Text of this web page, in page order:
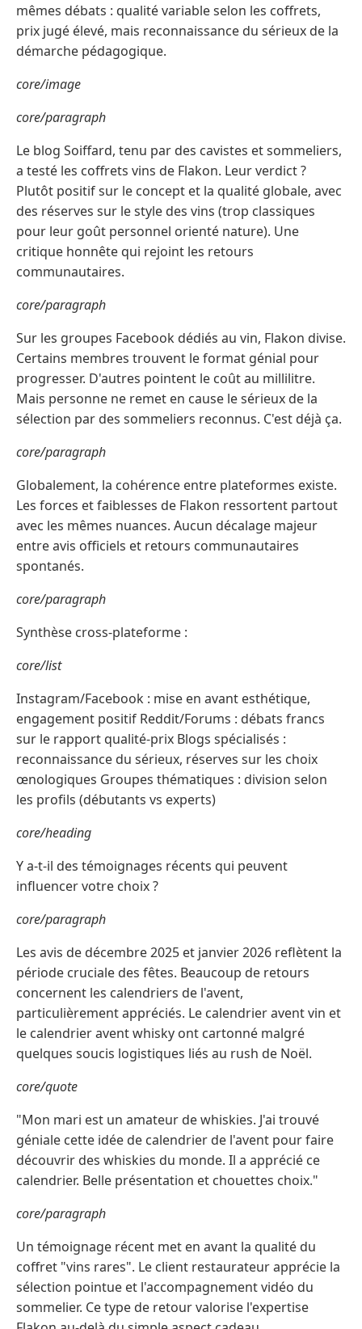
mêmes débats : qualité variable selon les coffrets,
prix jugé élevé, mais reconnaissance du sérieux de la
démarche pédagogique.
core/image
core/paragraph
Le blog Soiffard, tenu par des cavistes et sommeliers,
a testé les coffrets vins de Flakon. Leur verdict ?
Plutôt positif sur le concept et la qualité globale, avec
des réserves sur le style des vins (trop classiques
pour leur goût personnel orienté nature). Une
critique honnête qui rejoint les retours
communautaires.
core/paragraph
Sur les groupes Facebook dédiés au vin, Flakon divise.
Certains membres trouvent le format génial pour
progresser. D'autres pointent le coût au millilitre.
Mais personne ne remet en cause le sérieux de la
sélection par des sommeliers reconnus. C'est déjà ça.
core/paragraph
Globalement, la cohérence entre plateformes existe.
Les forces et faiblesses de Flakon ressortent partout
avec les mêmes nuances. Aucun décalage majeur
entre avis officiels et retours communautaires
spontanés.
core/paragraph
Synthèse cross-plateforme :
core/list
Instagram/Facebook : mise en avant esthétique,
engagement positif Reddit/Forums : débats francs
sur le rapport qualité-prix Blogs spécialisés :
reconnaissance du sérieux, réserves sur les choix
œnologiques Groupes thématiques : division selon
les profils (débutants vs experts)
core/heading
Y a-t-il des témoignages récents qui peuvent
influencer votre choix ?
core/paragraph
Les avis de décembre 2025 et janvier 2026 reflètent la
période cruciale des fêtes. Beaucoup de retours
concernent les calendriers de l'avent,
particulièrement appréciés. Le calendrier avent vin et
le calendrier avent whisky ont cartonné malgré
quelques soucis logistiques liés au rush de Noël.
core/quote
"Mon mari est un amateur de whiskies. J'ai trouvé
géniale cette idée de calendrier de l'avent pour faire
découvrir des whiskies du monde. Il a apprécié ce
calendrier. Belle présentation et chouettes choix."
core/paragraph
Un témoignage récent met en avant la qualité du
coffret "vins rares". Le client restaurateur apprécie la
sélection pointue et l'accompagnement vidéo du
sommelier. Ce type de retour valorise l'expertise